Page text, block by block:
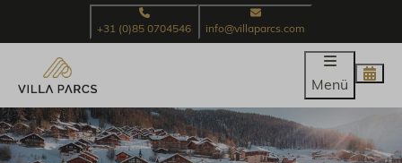
+31 (0)85 0704546 info@villaparcs.com
Menü